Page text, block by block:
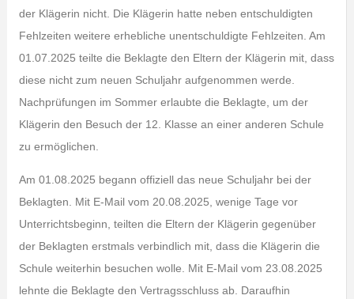
der Klägerin nicht. Die Klägerin hatte neben entschuldigten
Fehlzeiten weitere erhebliche unentschuldigte Fehlzeiten. Am
01.07.2025 teilte die Beklagte den Eltern der Klägerin mit, dass
diese nicht zum neuen Schuljahr aufgenommen werde.
Nachprüfungen im Sommer erlaubte die Beklagte, um der
Klägerin den Besuch der 12. Klasse an einer anderen Schule
zu ermöglichen.
Am 01.08.2025 begann offiziell das neue Schuljahr bei der
Beklagten. Mit E-Mail vom 20.08.2025, wenige Tage vor
Unterrichtsbeginn, teilten die Eltern der Klägerin gegenüber
der Beklagten erstmals verbindlich mit, dass die Klägerin die
Schule weiterhin besuchen wolle. Mit E-Mail vom 23.08.2025
lehnte die Beklagte den Vertragsschluss ab. Daraufhin